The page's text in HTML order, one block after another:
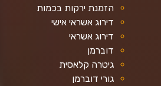
הזמנת ירקות בכמות
דירוג אשראי אישי
דירוג אשראי
דוברמן
גיטרה קלאסית
גורי דוברמן